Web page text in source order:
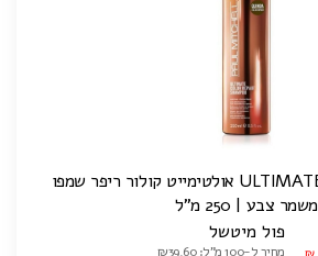
ULTIMATE COLOR REPAIR אולטימייט קולור ריפר שמפו
משמר צבע | 250 מ"ל
פול מיטשל
מחיר ל-100 מ"ל: ₪39.60